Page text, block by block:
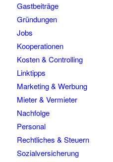
Gastbeiträge
Gründungen
Jobs
Kooperationen
Kosten & Controlling
Linktipps
Marketing & Werbung
Mieter & Vermieter
Nachfolge
Personal
Rechtliches & Steuern
Sozialversicherung